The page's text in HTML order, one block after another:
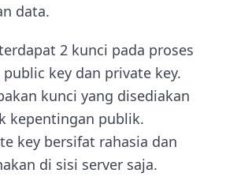
data.
2 kunci pada proses
key dan private key.
kunci yang disediakan
kepentingan publik.
key bersifat rahasia dan
di sisi server saja.